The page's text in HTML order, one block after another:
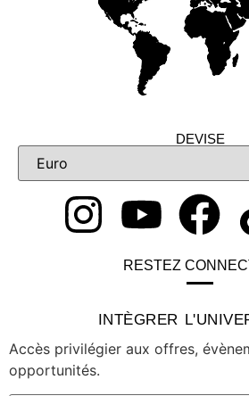
DEVISE
RESTEZ
INTÈGRER
Accès privilégier aux offres,
opportunités.